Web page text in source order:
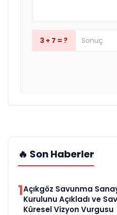
3 + 7 = ?
🔥 Son Haberler
1Açıkgöz Savunma
Kurulunu Açıkladı ve
Küresel Vizyon Vurgusu